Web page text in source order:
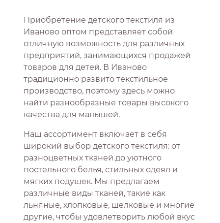
Приобретение детского текстиля из
Иваново оптом представляет собой
отличную возможность для различных
предприятий, занимающихся продажей
товаров для детей. В Иваново
традиционно развито текстильное
производство, поэтому здесь можно
найти разнообразные товары высокого
качества для малышей.
Наш ассортимент включает в себя
широкий выбор детского текстиля: от
разноцветных тканей до уютного
постельного белья, стильных одеял и
мягких подушек. Мы предлагаем
различные виды тканей, такие как
льняные, хлопковые, шелковые и многие
другие, чтобы удовлетворить любой вкус